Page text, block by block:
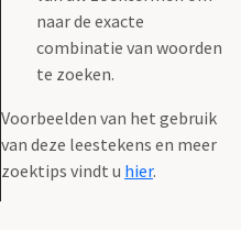
naar de exacte
combinatie van woorden
te zoeken.
Voorbeelden van het gebruik
van deze leestekens en meer
zoektips vindt u hier.